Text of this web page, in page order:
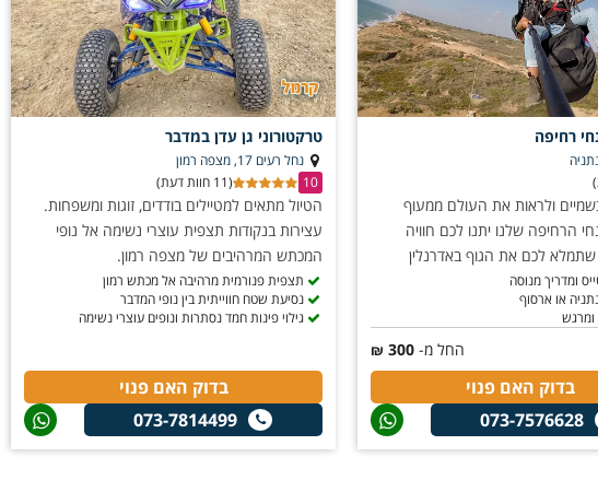
רחיפה
ולראות את העולם ממעוף
הרחיפה שלנו יתנו לכם חוויה
לכם את הגוף באדרנלין
ומדריך מנוסה
או ארסוף
ומרגש
החל מ- 300
₪
בדוק האם פנוי
073-7576628
טרקטורוני גן עדן במדבר
נחל רעים 17, מצפה רמון
10
(11 חוות דעת)
הטיול מתאים למטיילים בודדים, זוגות ומשפחות.
עצירות בנקודות תצפית עוצרי נשימה אל נופי
המכתש המרהיבים של מצפה רמון.
תצפית פנורמית מרהיבה אל מכתש רמון
נסיעת שטח חווייתית בין נופי המדבר
גילוי פינות חמד נסתרות ונופים עוצרי נשימה
בדוק האם פנוי
073-7814499